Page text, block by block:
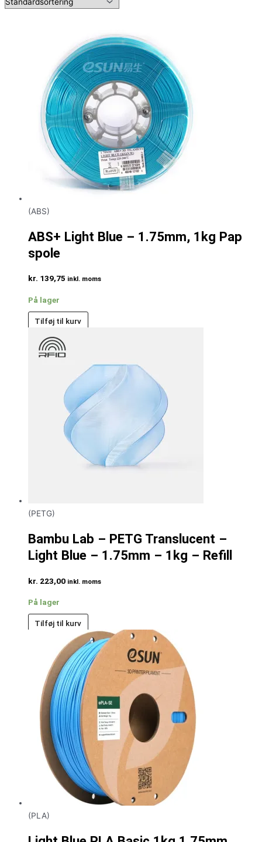
(ABS)
ABS+ Light Blue – 1.75mm, 1kg Pap
spole
kr. 139,75 inkl. moms
På lager
Tilføj til kurv
(PETG)
Bambu Lab – PETG Translucent –
Light Blue – 1.75mm – 1kg – Refill
kr. 223,00 inkl. moms
På lager
Tilføj til kurv
(PLA)